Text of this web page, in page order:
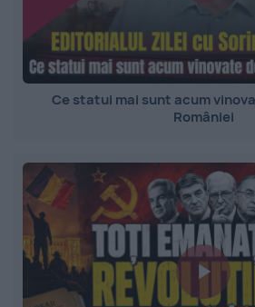
Ce statui mai sunt acum
României